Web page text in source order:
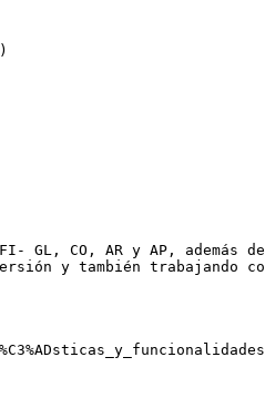
CO, AR y AP, además
y también trabajando